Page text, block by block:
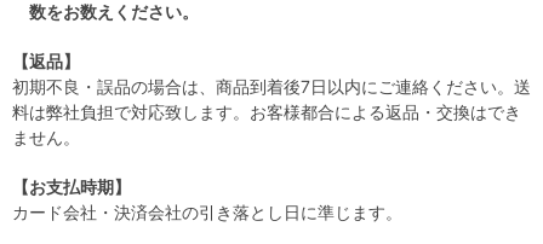
数をお数えください。
【返品】
初期不良・誤品の場合は、商品到着後7日以内にご連絡ください。送
料は弊社負担で対応致します。お客様都合による返品・交換はでき
ません。
【お支払時期】
カード会社・決済会社の引き落とし日に準じます。